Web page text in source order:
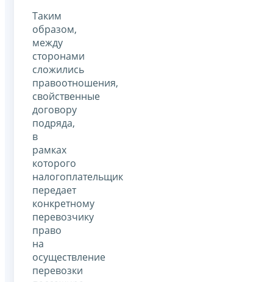
Таким
образом,
между
сторонами
сложились
правоотношения,
свойственные
договору
подряда,
в
рамках
которого
налогоплательщик
передает
конкретному
перевозчику
право
на
осуществление
перевозки